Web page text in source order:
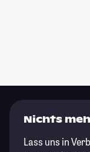
Nichts
Lass uns in